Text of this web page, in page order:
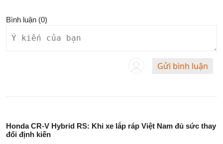
Bình luận (0)
Gửi bình luận
Honda CR-V Hybrid RS: Khi xe lắp ráp Việt Nam đủ sức thay
đổi định kiến